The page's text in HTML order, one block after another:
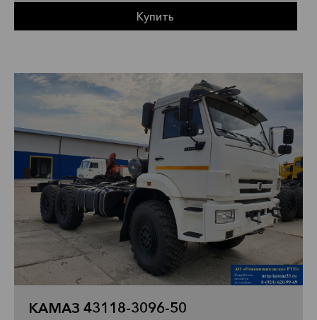
Купить
КАМАЗ 43118-3096-50